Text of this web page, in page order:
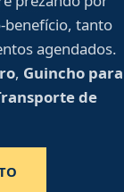
benefício, tanto
agendados.
, Guincho para
de